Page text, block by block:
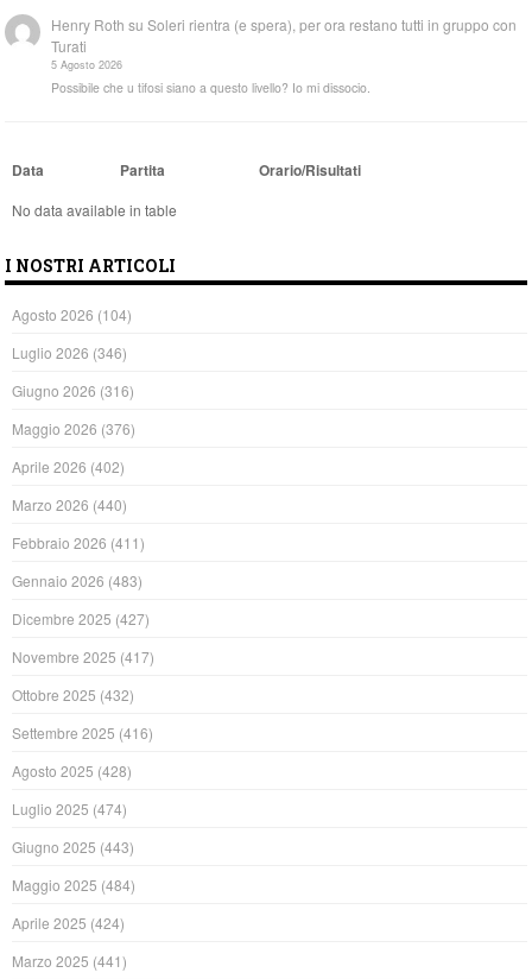
Henry Roth suSoleri rientra (e spera), per ora restano tutti in gruppo con
Turati
5 Agosto 2026
Possibile che u tifosi siano a questo livello? Io mi dissocio.
Data Partita Orario/Risultati
No data available in table
I NOSTRI ARTICOLI
Agosto 2026 (104)
Luglio 2026 (346)
Giugno 2026 (316)
Maggio 2026 (376)
Aprile 2026 (402)
Marzo 2026 (440)
Febbraio 2026 (411)
Gennaio 2026 (483)
Dicembre 2025 (427)
Novembre 2025 (417)
Ottobre 2025 (432)
Settembre 2025 (416)
Agosto 2025 (428)
Luglio 2025 (474)
Giugno 2025 (443)
Maggio 2025 (484)
Aprile 2025 (424)
Marzo 2025 (441)